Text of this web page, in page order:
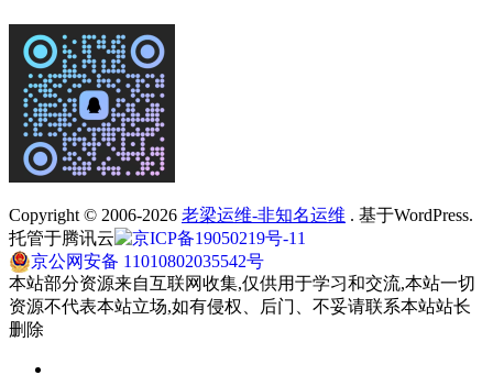
Copyright © 2006-2026 老梁运维-非知名运维 . 基于WordPress.
托管于腾讯云
京ICP备19050219号-11
京公网安备 11010802035542号
本站部分资源来自互联网收集,仅供用于学习和交流,本站一切
资源不代表本站立场,如有侵权、后门、不妥请联系本站站长
删除